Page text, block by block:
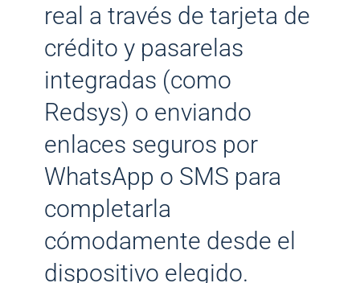
real a través de tarjeta de
crédito y pasarelas
integradas (como
Redsys) o enviando
enlaces seguros por
WhatsApp o SMS para
completarla
cómodamente desde el
dispositivo elegido.